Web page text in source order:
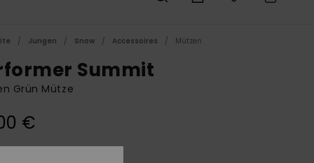
Jungen Snow Accessoires Mützen
Summit
Grün Mütze
€